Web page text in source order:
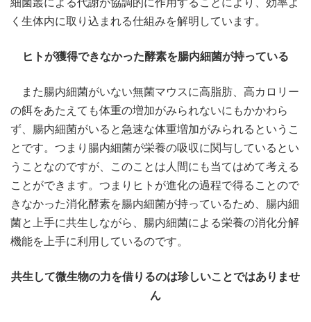
く生体内に取り込まれる仕組みを解明しています。
ヒトが獲得できなかった酵素を腸内細菌が持っている
また腸内細菌がいない無菌マウスに高脂肪、高カロリー
の餌をあたえても体重の増加がみられないにもかかわら
ず、腸内細菌がいると急速な体重増加がみられるというこ
とです。つまり腸内細菌が栄養の吸収に関与しているとい
うことなのですが、このことは人間にも当てはめて考える
ことができます。つまりヒトが進化の過程で得ることので
きなかった消化酵素を腸内細菌が持っているため、腸内細
菌と上手に共生しながら、腸内細菌による栄養の消化分解
機能を上手に利用しているのです。
共生して微生物の力を借りるのは珍しいことではありませ
ん